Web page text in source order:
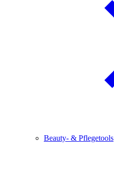
Beauty- & Pflegetools